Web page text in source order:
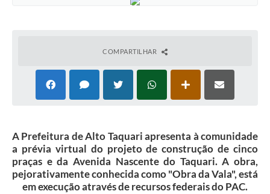
COMPARTILHAR
A Prefeitura de Alto Taquari apresenta à comunidade
a prévia virtual do projeto de construção de cinco
praças e da Avenida Nascente do Taquari. A obra,
pejorativamente conhecida como "Obra da Vala", está
em execução através de recursos federais do PAC.